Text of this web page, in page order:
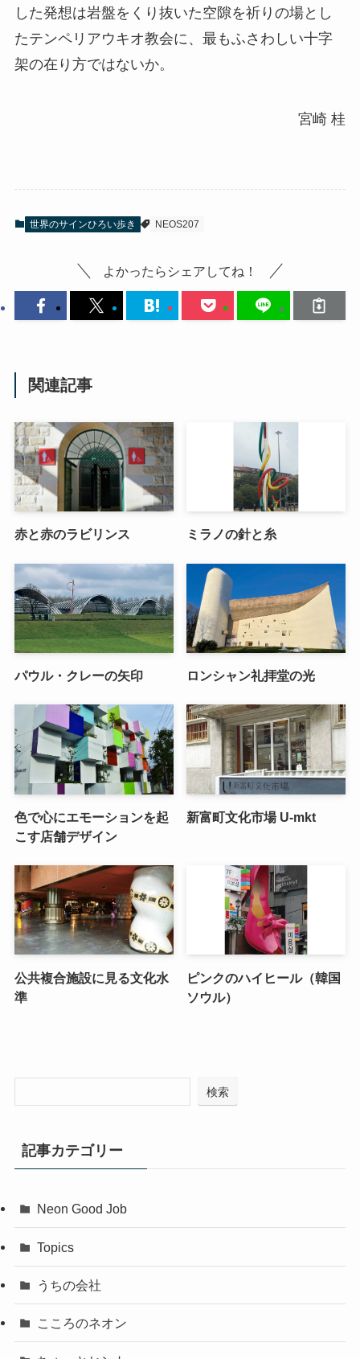
した発想は岩盤をくり抜いた空隙を祈りの場とし
たテンペリアウキオ教会に、最もふさわしい十字
架の在り方ではないか。
宮崎 桂
世界のサインひろい歩き NEOS207
よかったらシェアしてね！
関連記事
赤と赤のラビリンス ミラノの針と糸
パウル・クレーの矢印 ロンシャン礼拝堂の光
色で心にエモーションを起
こす店舗デザイン
新富町文化市場 U-mkt
公共複合施設に見る文化水
準
ピンクのハイヒール（韓国
ソウル）
検索
記事カテゴリー
Neon Good Job
Topics
うちの会社
こころのネオン